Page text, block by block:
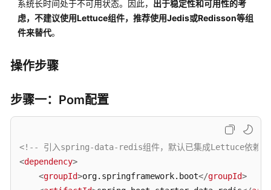
序
接
实
例
例
通
过
系统长时间处于不可用状态。因此， 出于稳定性和可用性的考
虑，不建议使用Lettuce组件，推荐使用Jedis或Redisson等组
件来替代。
操作步骤
步骤一：Pom配置
<!-- 引入spring-data-redis组件，默认已集成Lettuce依赖
<dependency>
<groupId>org.springframework.boot</groupId>